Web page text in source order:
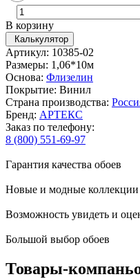
В корзину
Калькулятор
Артикул: 10385-02
Размеры: 1,06*10м
Основа: Флизелин
Покрытие: Винил
Страна производства:
Бренд: АРТЕКС
Заказ по телефону:
8 (800) 551-69-97
Гарантия качества обоев
Новые и модные коллекции
Возможность увидеть и
Большой выбор обоев
Товары-